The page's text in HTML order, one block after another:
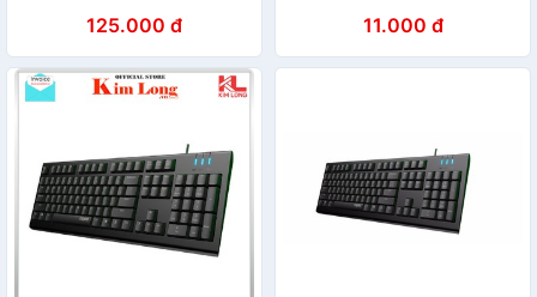
125.000 đ 11.000 đ